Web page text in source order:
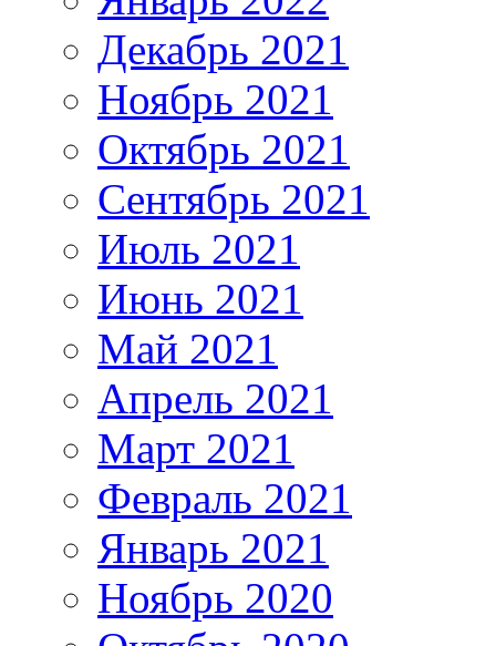
Декабрь 2021
Ноябрь 2021
Октябрь 2021
Сентябрь 2021
Июль 2021
Июнь 2021
Май 2021
Апрель 2021
Март 2021
Февраль 2021
Январь 2021
Ноябрь 2020